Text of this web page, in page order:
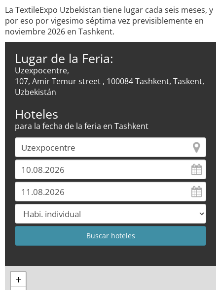
La TextileExpo Uzbekistan tiene lugar cada seis meses, y
por eso por vigesimo séptima vez previsiblemente en
noviembre 2026 en Tashkent.
Lugar de la Feria:
Uzexpocentre,
107, Amir Temur street , 100084 Tashkent, Taskent,
Uzbekistán
Hoteles
para la fecha de la feria en Tashkent
+